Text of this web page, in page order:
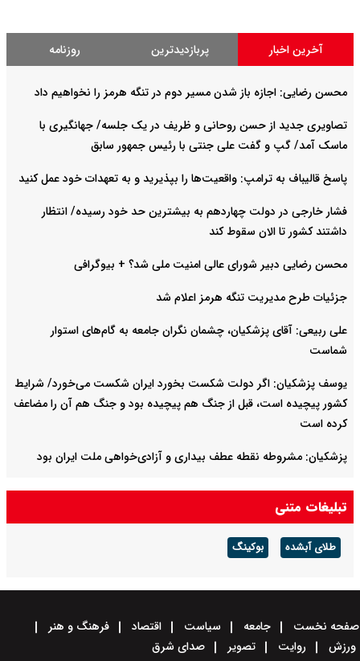
آخرین اخبار پربازدیدترین روزنامه
محسن رضایی: اجازه باز شدن مسیر دوم در تنگه هرمز را نخواهیم داد
تصاویری جدید از حسن روحانی و ظریف در یک جلسه/ جهانگیری با
ماسک آمد/ گپ و گفت علی جنتی با رئیس جمهور سابق
پاسخ قالیباف به ترامپ: واقعیت‌ها را بپذیرید و به تعهدات خود عمل کنید
فشار خارجی در دولت چهاردهم به بیشترین حد خود رسیده/ انتظار
داشتند کشور تا الان سقوط کند
محسن رضایی دبیر شورای عالی امنیت ملی شد؟ + بیوگرافی
جزئیات طرح مدیریت تنگه هرمز اعلام شد
علی ربیعی: آقای پزشکیان، چشمان نگران جامعه به گام‌های استوار
شماست
یوسف پزشکیان: اگر دولت شکست بخورد ایران شکست می‌خورد/ شرایط
کشور پیچیده است، قبل از جنگ هم پیچیده بود و جنگ هم آن را مضاعف‌
کرده است
پزشکیان: مشروطه نقطه عطف بیداری و آزادی‌خواهی ملت ایران بود
امیر دریادار منصور فلاحی درگذشت
تبلیغات متنی
طلای آبشده بوکینگ
صفحه نخست جامعه سیاست اقتصاد
فرهنگ و هنر
ورزش
روایت تصویر صدای شرق